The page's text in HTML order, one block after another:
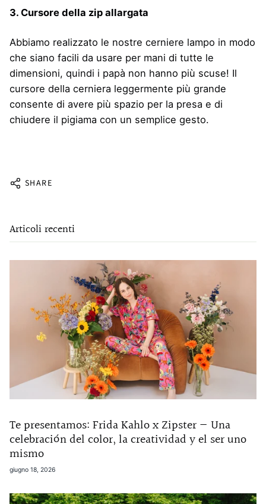
3. Cursore della zip allargata
Abbiamo realizzato le nostre cerniere lampo in modo
che siano facili da usare per mani di tutte le
dimensioni, quindi i papà non hanno più scuse! Il
cursore della cerniera leggermente più grande
consente di avere più spazio per la presa e di
chiudere il pigiama con un semplice gesto.
SHARE
Articoli recenti
Te presentamos: Frida Kahlo x Zipster — Una
celebración del color, la creatividad y el ser uno
mismo
giugno 18, 2026